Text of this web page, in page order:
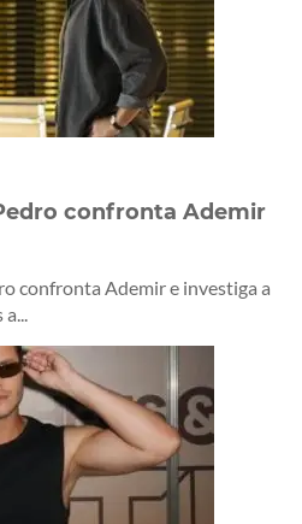
confronta Ademir
confronta Ademir e investiga a